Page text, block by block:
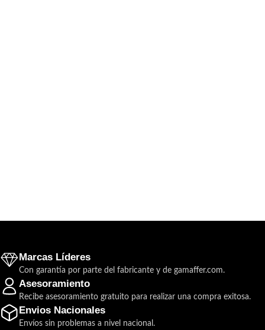
Marcas Líderes
Con garantía por parte del fabricante y de gamaffer.com.
Asesoramiento
Recibe asesoramiento gratuito para realizar una compra exitosa.
Envios Nacionales
Envíos sin problemas a nivel nacional.